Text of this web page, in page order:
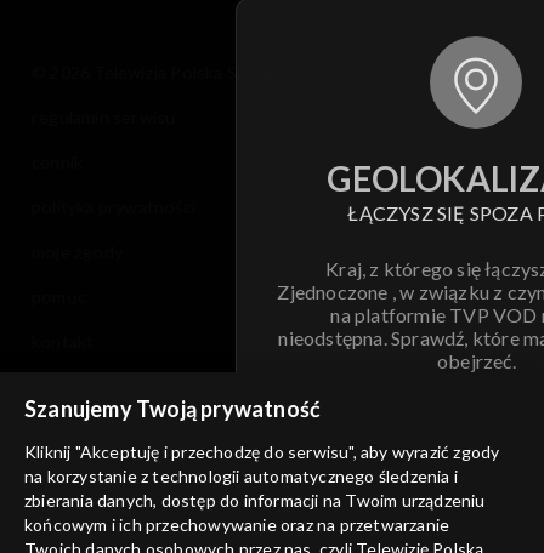
ŁĄCZYSZ SIĘ SPOZA
Kraj, z którego się
Zjednoczone , w związku z
na platformie TVP VOD
nieodstępna. Sprawdź, które
obejrzeć.
ANULUJ
informacje o dostawcy usług
Szanujemy Twoją prywatność
Kliknij "Akceptuję i przechodzę do serwisu", aby wyrazić zgody
na korzystanie z technologii automatycznego śledzenia i
zbierania danych, dostęp do informacji na Twoim urządzeniu
końcowym i ich przechowywanie oraz na przetwarzanie
Twoich danych osobowych przez nas, czyli Telewizję Polską